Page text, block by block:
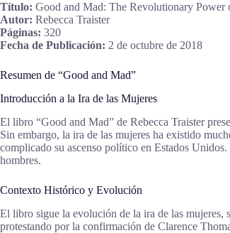
Título: Good and Mad: The Revolutionary Power
Autor: Rebecca Traister
Páginas: 320
Fecha de Publicación: 2 de octubre de 2018
Resumen de “Good and Mad”
Introducción a la Ira de las Mujeres
El libro “Good and Mad” de Rebecca Traister
Sin embargo, la ira de las mujeres ha existido
complicado su ascenso político en Estados
hombres.
Contexto Histórico y Evolución
El libro sigue la evolución de la ira de las mujeres,
protestando por la confirmación de Clarence